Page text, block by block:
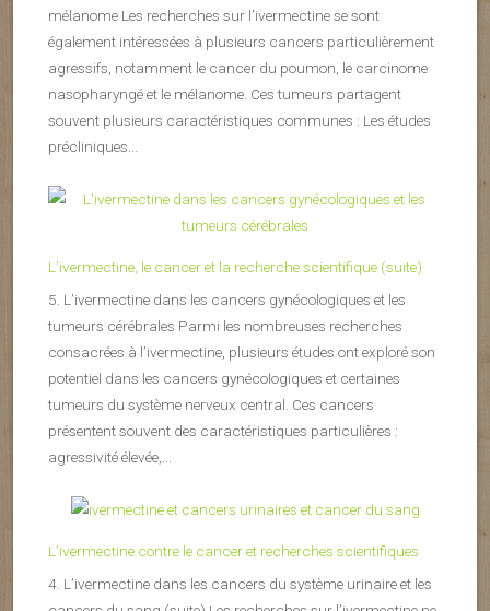
mélanome Les recherches sur l’ivermectine se sont
également intéressées à plusieurs cancers particulièrement
agressifs, notamment le cancer du poumon, le carcinome
nasopharyngé et le mélanome. Ces tumeurs partagent
souvent plusieurs caractéristiques communes : Les études
précliniques...
L’ivermectine, le cancer et la recherche scientifique (suite)
5. L’ivermectine dans les cancers gynécologiques et les
tumeurs cérébrales Parmi les nombreuses recherches
consacrées à l’ivermectine, plusieurs études ont exploré son
potentiel dans les cancers gynécologiques et certaines
tumeurs du système nerveux central. Ces cancers
présentent souvent des caractéristiques particulières :
agressivité élevée,...
L’ivermectine contre le cancer et recherches scientifiques
4. L’ivermectine dans les cancers du système urinaire et les